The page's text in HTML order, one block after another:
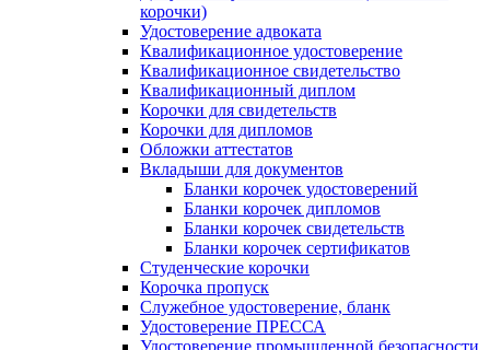
корочки)
Удостоверение адвоката
Квалификационное удостоверение
Квалификационное свидетельство
Квалификационный диплом
Корочки для свидетельств
Корочки для дипломов
Обложки аттестатов
Вкладыши для документов
Бланки корочек удостоверений
Бланки корочек дипломов
Бланки корочек свидетельств
Бланки корочек сертификатов
Студенческие корочки
Корочка пропуск
Служебное удостоверение, бланк
Удостоверение ПРЕССА
Удостоверение промышленной безопасности